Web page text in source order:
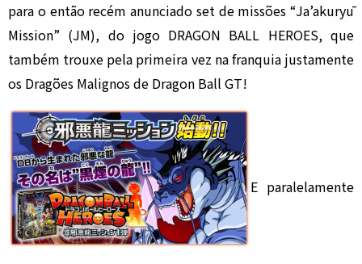
para o então recém anunciado set de missões “Ja’akuryū
Mission” (JM), do jogo DRAGON BALL HEROES, que
também trouxe pela primeira vez na franquia justamente
os Dragões Malignos de Dragon Ball GT!
E paralelamente